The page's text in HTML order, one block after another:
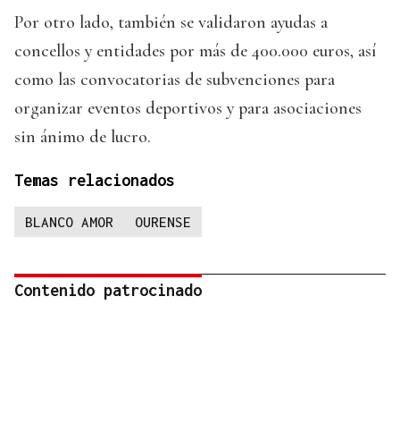
Por otro lado, también se validaron ayudas a
concellos y entidades por más de 400.000 euros, así
como las convocatorias de subvenciones para
organizar eventos deportivos y para asociaciones
sin ánimo de lucro.
Temas relacionados
BLANCO AMOR OURENSE
Contenido patrocinado